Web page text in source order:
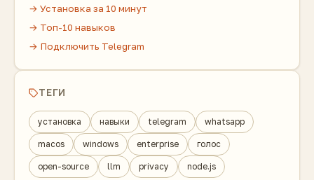
→ Установка за 10 минут
→ Топ-10 навыков
→ Подключить Telegram
ТЕГИ
установка навыки telegram whatsapp
macos windows enterprise голос
open-source llm privacy node.js